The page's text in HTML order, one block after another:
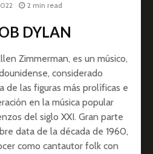
2 min read
DYLAN
Zimmerman, es un músico,
considerado
de las figuras más prolíficas e
en la música popular
del siglo XXI. Gran parte
data de la década de 1960,
como cantautor folk con